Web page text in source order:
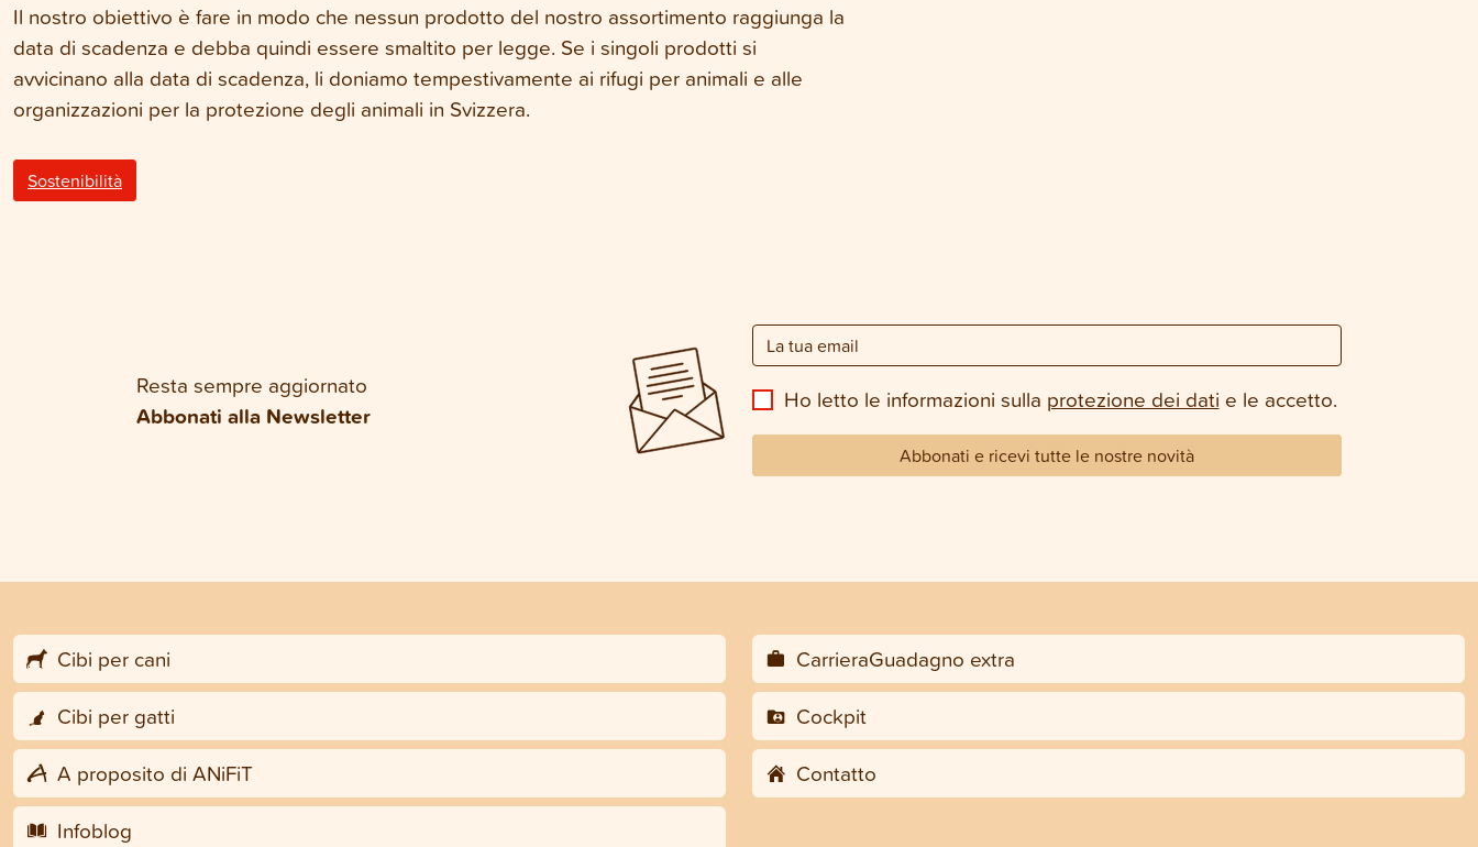
Il nostro obiettivo è fare in modo che nessun prodotto del nostro assortimento raggiunga la
data di scadenza e debba quindi essere smaltito per legge. Se i singoli prodotti si
avvicinano alla data di scadenza, li doniamo tempestivamente ai rifugi per animali e alle
organizzazioni per la protezione degli animali in Svizzera.
Sostenibilità
Resta sempre aggiornato
Abbonati alla Newsletter
Ho letto le informazioni sulla protezione dei dati e le accetto.
Abbonati e ricevi tutte le nostre novità
Cibi per cani
Cibi per gatti
A proposito di ANiFiT
Infoblog
CarrieraGuadagno extra
Cockpit
Contatto